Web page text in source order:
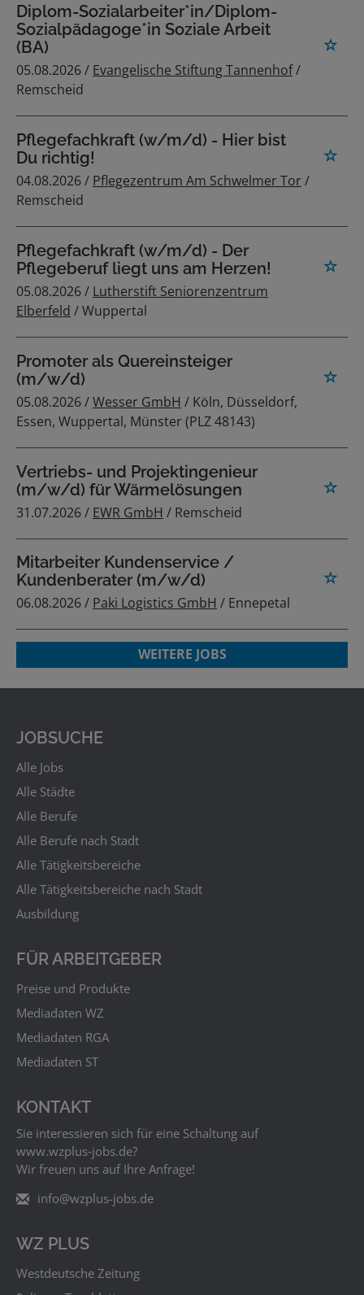
Diplom-Sozialarbeiter*in/Diplom-
Sozialpädagoge*in Soziale Arbeit
(BA)
05.08.2026 / Evangelische Stiftung Tannenhof/
Remscheid
Pflegefachkraft (w/m/d) - Hier bist
Du richtig!
04.08.2026 / Pflegezentrum Am Schwelmer Tor /
Remscheid
Pflegefachkraft (w/m/d) - Der
Pflegeberuf liegt uns am Herzen!
05.08.2026 / Lutherstift Seniorenzentrum
Elberfeld / Wuppertal
Promoter als Quereinsteiger
(m/w/d)
05.08.2026 /Wesser GmbH / Köln, Düsseldorf,
Essen, Wuppertal, Münster (PLZ 48143)
Vertriebs- und Projektingenieur
(m/w/d) für Wärmelösungen
31.07.2026 / EWR GmbH / Remscheid
Mitarbeiter Kundenservice /
Kundenberater (m/w/d)
06.08.2026 / Paki Logistics GmbH / Ennepetal
WEITERE JOBS
JOBSUCHE
Alle Jobs
Alle Städte
Alle Berufe
Alle Berufe nach Stadt
Alle Tätigkeitsbereiche
Alle Tätigkeitsbereiche nach Stadt
Ausbildung
FÜR ARBEITGEBER
Preise und Produkte
Mediadaten WZ
Mediadaten RGA
Mediadaten ST
KONTAKT
Sie interessieren sich für eine Schaltung auf
www.wzplus‑jobs.de?
Wir freuen uns auf Ihre Anfrage!
info@wzplus-jobs.de
WZ PLUS
Westdeutsche Zeitung